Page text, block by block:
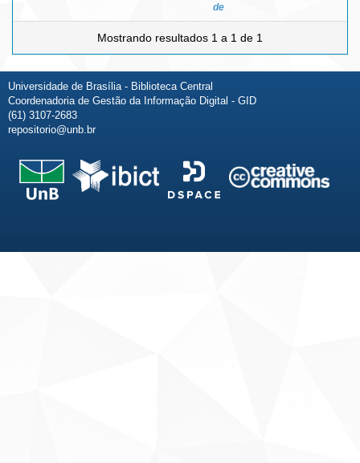
de
Mostrando resultados 1 a 1 de 1
Universidade de Brasília - Biblioteca Central
Coordenadoria de Gestão da Informação Digital - GID
(61) 3107-2683
repositorio@unb.br